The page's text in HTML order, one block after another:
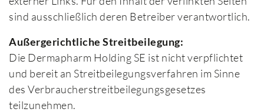
sind ausschließlich deren Betreiber verantwortlich.
Außergerichtliche Streitbeilegung:
Die Dermapharm Holding SE ist nicht verpflichtet
und bereit an Streitbeilegungsverfahren im Sinne
des Verbraucherstreitbeilegungsgesetzes
teilzunehmen.